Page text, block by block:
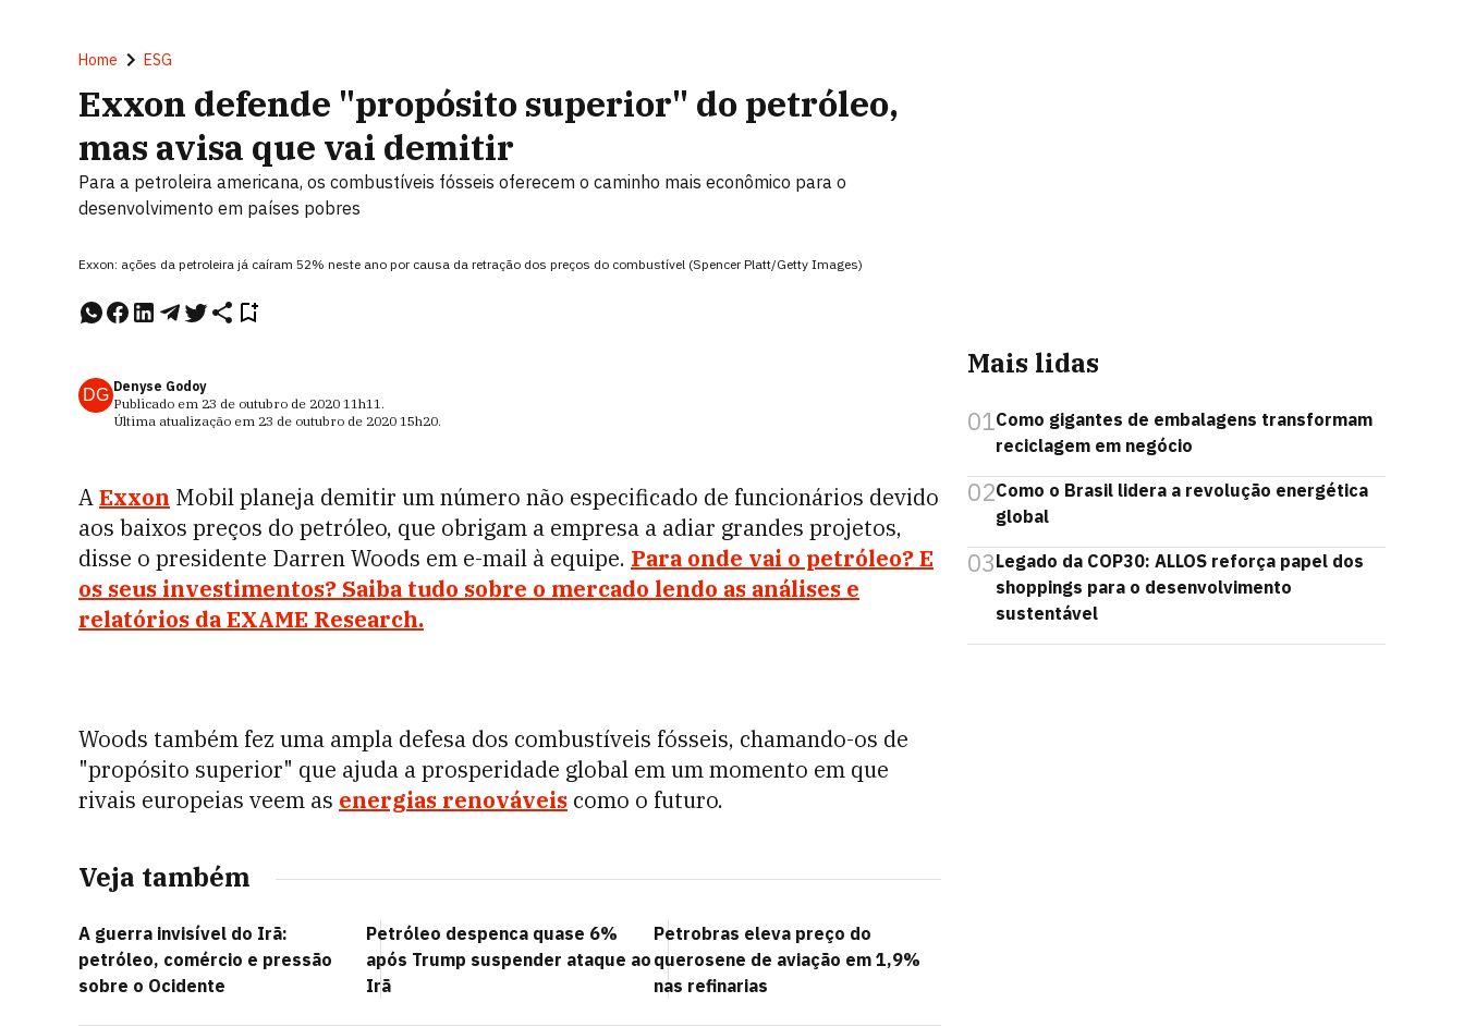
Home ESG
Exxon defende "propósito superior" do petróleo,
mas avisa que vai demitir
Para a petroleira americana, os combustíveis fósseis oferecem o caminho mais econômico para o
desenvolvimento em países pobres
Exxon: ações da petroleira já caíram 52% neste ano por causa da retração dos preços do combustível (Spencer Platt/Getty Images)
DG Denyse Godoy
Publicado em 23 de outubro de 2020 11h11.
Última atualização em 23 de outubro de 2020 15h20.
AExxon Mobil planeja demitir um número não especificado de funcionários devido
aos baixos preços do petróleo, que obrigam a empresa a adiar grandes projetos,
disse o presidente Darren Woods em e-mail à equipe. Para onde vai o petróleo? E
os seus investimentos? Saiba tudo sobre o mercado lendo as análises e
relatórios da EXAME Research.
Woods também fez uma ampla defesa dos combustíveis fósseis, chamando-os de
"propósito superior" que ajuda a prosperidade global em um momento em que
rivais europeias veem as energias renováveis como o futuro.
Veja também
A guerra invisível do Irã:
petróleo, comércio e pressão
sobre o Ocidente
Petróleo despenca quase 6%
após Trump suspender ataque ao
Irã
Petrobras eleva preço do
querosene de aviação em 1,9%
nas refinarias
Mais lidas
01Como gigantes de embalagens transformam
reciclagem em negócio
02Como o Brasil lidera a revolução energética
global
03Legado da COP30: ALLOS reforça papel dos
shoppings para o desenvolvimento
sustentável